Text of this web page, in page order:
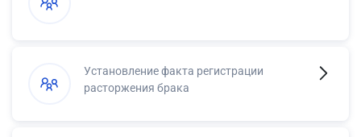
Установление факта регистрации
расторжения брака